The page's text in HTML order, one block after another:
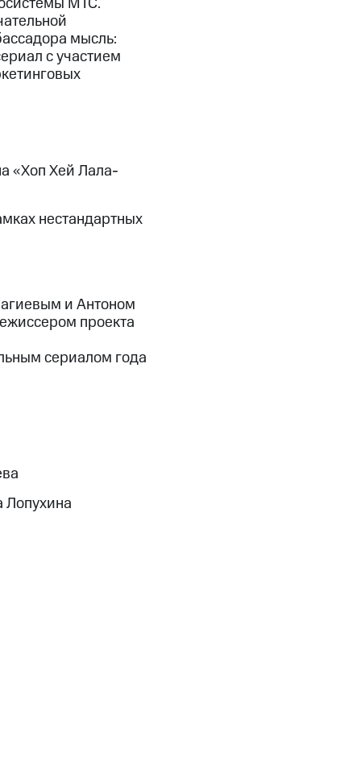
мысль:
с участием
«Хоп Хей Лала-
нестандартных
и Антоном
проекта
сериалом года
Лопухина